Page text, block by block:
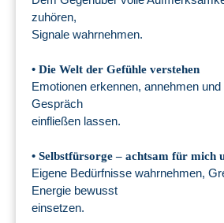
zuhören,
Signale wahrnehmen.
• Die Welt der Gefühle verstehen
Emotionen erkennen, annehmen
Gespräch
einfließen lassen.
• Selbstfürsorge – achtsam für mich
Eigene Bedürfnisse wahrnehmen,
Energie bewusst
einsetzen.